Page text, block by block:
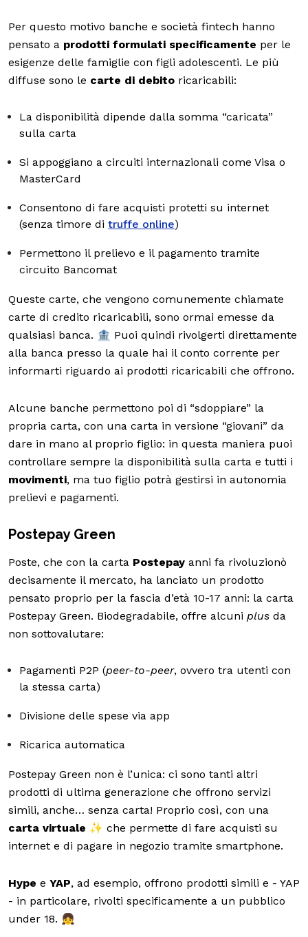
Per questo motivo banche e società fintech hanno
pensato a prodotti formulati specificamente per le
esigenze delle famiglie con figli adolescenti. Le più
diffuse sono le carte di debito ricaricabili:
La disponibilità dipende dalla somma “caricata”
sulla carta
Si appoggiano a circuiti internazionali come Visa o
MasterCard
Consentono di fare acquisti protetti su internet
(senza timore di truffe online)
Permettono il prelievo e il pagamento tramite
circuito Bancomat
Queste carte, che vengono comunemente chiamate
carte di credito ricaricabili, sono ormai emesse da
qualsiasi banca. 🏦 Puoi quindi rivolgerti direttamente
alla banca presso la quale hai il conto corrente per
informarti riguardo ai prodotti ricaricabili che offrono.
Alcune banche permettono poi di “sdoppiare” la
propria carta, con una carta in versione “giovani” da
dare in mano al proprio figlio: in questa maniera puoi
controllare sempre la disponibilità sulla carta e tutti i
movimenti, ma tuo figlio potrà gestirsi in autonomia
prelievi e pagamenti.
Postepay Green
Poste, che con la carta Postepay anni fa rivoluzionò
decisamente il mercato, ha lanciato un prodotto
pensato proprio per la fascia d’età 10-17 anni: la carta
Postepay Green. Biodegradabile, offre alcuni plus da
non sottovalutare:
Pagamenti P2P (peer-to-peer, ovvero tra utenti con
la stessa carta)
Divisione delle spese via app
Ricarica automatica
Postepay Green non è l’unica: ci sono tanti altri
prodotti di ultima generazione che offrono servizi
simili, anche… senza carta! Proprio così, con una
carta virtuale ✨ che permette di fare acquisti su
internet e di pagare in negozio tramite smartphone.
Hype e YAP, ad esempio, offrono prodotti simili e - YAP
- in particolare, rivolti specificamente a un pubblico
under 18. 👧